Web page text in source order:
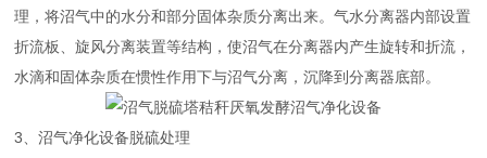
理，将沼气中的水分和部分固体杂质分离出来。气水分离器内部设置
折流板、旋风分离装置等结构，使沼气在分离器内产生旋转和折流，
水滴和固体杂质在惯性作用下与沼气分离，沉降到分离器底部。
3、沼气净化设备脱硫处理